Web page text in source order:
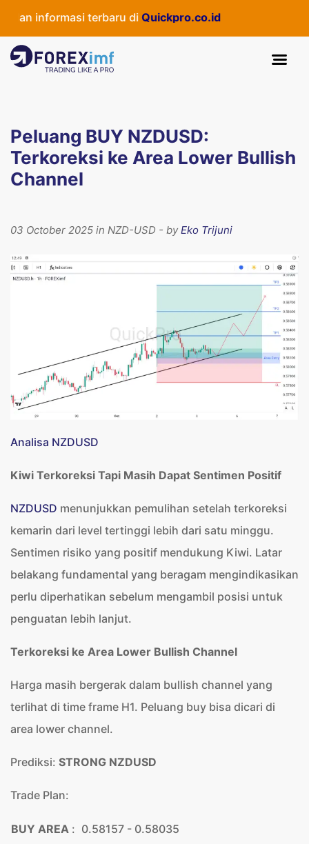
informasi terbaru diQuickpro.co.id
Peluang BUY NZDUSD:
Terkoreksi ke Area Lower Bullish
Channel
03 October 2025 in NZD-USD - byEko Trijuni
Analisa NZDUSD
Kiwi Terkoreksi Tapi Masih Dapat Sentimen Positif
NZDUSD menunjukkan pemulihan setelah terkoreksi
kemarin dari level tertinggi lebih dari satu minggu.
Sentimen risiko yang positif mendukung Kiwi. Latar
belakang fundamental yang beragam mengindikasikan
perlu diperhatikan sebelum mengambil posisi untuk
penguatan lebih lanjut.
Terkoreksi ke Area Lower Bullish Channel
Harga masih bergerak dalam bullish channel yang
terlihat di time frame H1. Peluang buy bisa dicari di
area lower channel.
Prediksi: STRONG NZDUSD
Trade Plan:
BUY AREA : 0.58157 - 0.58035